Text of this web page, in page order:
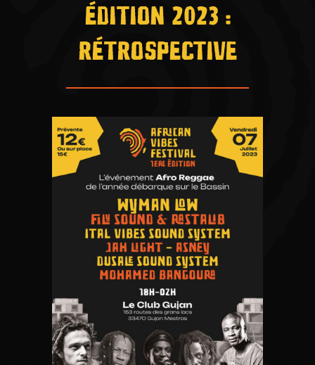
ÉDITION 2023 :
RÉTROSPECTIVE